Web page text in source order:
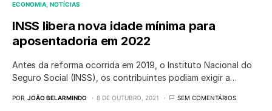
ECONOMIA NOTÍCIAS
INSS libera nova idade mínima para
aposentadoria em 2022
Antes da reforma ocorrida em 2019, o Instituto Nacional do
Seguro Social (INSS), os contribuintes podiam exigir a…
POR JOÃO BELARMINDO 8 DE OUTUBRO, 2021 SEM COMENTÁRIOS